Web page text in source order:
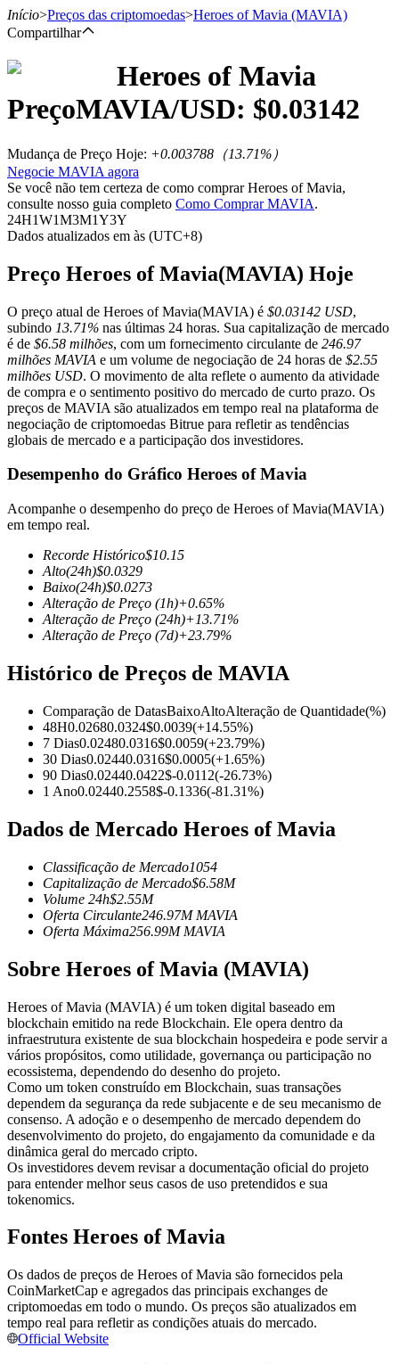
Futuros de USDT
Futuros COIN-M
Futuros de criptomoeda
TradFi
Derivativos de ações, câmbio, metais preciosos e commodities
Futuros de USDC
Futuros usando USDC como garantia
Copiar Trading
Junte-se aos principais traders
Desfrute da partilha de lucros e comissões de copy trading
Início>Preços das criptomoedas>Heroes of Mavia (MAVIA)
Compartilhar
Heroes of Mavia
PreçoMAVIA/USD: $0.03142
Mudança de Preço Hoje: +0.003788 （13.71%）
Negocie MAVIA agora
Se você não tem certeza de como comprar Heroes of Mavia,
consulte nosso guia completo Como Comprar MAVIA.
24H1W1M3M1Y3Y
Dados atualizados em às (UTC+8)
Preço Heroes of Mavia(MAVIA) Hoje
O preço atual de Heroes of Mavia(MAVIA) é $0.03142 USD,
subindo 13.71% nas últimas 24 horas. Sua capitalização de mercado
é de $6.58 milhões, com um fornecimento circulante de 246.97
milhões MAVIA e um volume de negociação de 24 horas de $2.55
milhões USD. O movimento de alta reflete o aumento da atividade
de compra e o sentimento positivo do mercado de curto prazo. Os
preços de MAVIA são atualizados em tempo real na plataforma de
negociação de criptomoedas Bitrue para refletir as tendências
globais de mercado e a participação dos investidores.
Desempenho do Gráfico Heroes of Mavia
Acompanhe o desempenho do preço de Heroes of Mavia(MAVIA)
em tempo real.
Recorde Histórico$10.15
Alto(24h)$0.0329
Baixo(24h)$0.0273
Alteração de Preço (1h)+0.65%
Alteração de Preço (24h)+13.71%
Alteração de Preço (7d)+23.79%
Histórico de Preços de MAVIA
Comparação de DatasBaixoAltoAlteração de Quantidade(%)
48H0.02680.0324$0.0039(+14.55%)
7 Dias0.02480.0316$0.0059(+23.79%)
30 Dias0.02440.0316$0.0005(+1.65%)
90 Dias0.02440.0422$-0.0112(-26.73%)
1 Ano0.02440.2558$-0.1336(-81.31%)
Dados de Mercado Heroes of Mavia
Classificação de Mercado1054
Capitalização de Mercado$6.58M
Volume 24h$2.55M
Oferta Circulante246.97M MAVIA
Oferta Máxima256.99M MAVIA
Sobre Heroes of Mavia (MAVIA)
Heroes of Mavia (MAVIA) é um token digital baseado em
blockchain emitido na rede Blockchain. Ele opera dentro da
infraestrutura existente de sua blockchain hospedeira e pode servir a
vários propósitos, como utilidade, governança ou participação no
ecossistema, dependendo do desenho do projeto.
Como um token construído em Blockchain, suas transações
dependem da segurança da rede subjacente e de seu mecanismo de
consenso. A adoção e o desempenho de mercado dependem do
desenvolvimento do projeto, do engajamento da comunidade e da
dinâmica geral do mercado cripto.
Os investidores devem revisar a documentação oficial do projeto
para entender melhor seus casos de uso pretendidos e sua
tokenomics.
Fontes Heroes of Mavia
Os dados de preços de Heroes of Mavia são fornecidos pela
CoinMarketCap e agregados das principais exchanges de
criptomoedas em todo o mundo. Os preços são atualizados em
tempo real para refletir as condições atuais do mercado.
Official Website